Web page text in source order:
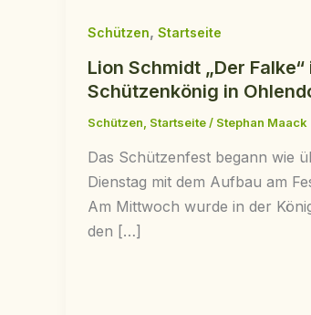
Schützen, Startseite
Lion Schmidt „Der
Schützenkönig in
Schützen, Startseite/ Stephan Maack
Das Schützenfest begann wie
Dienstag mit dem Aufbau am
Am Mittwoch wurde in der
den […]